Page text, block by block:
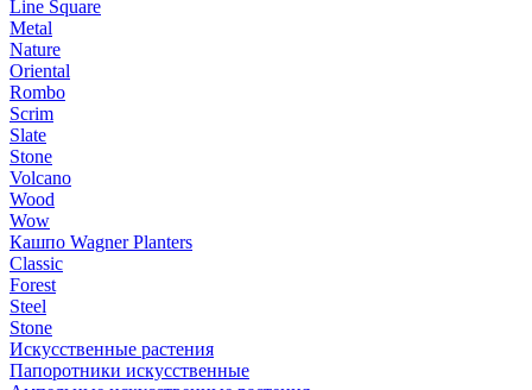
Line Square
Metal
Nature
Oriental
Rombo
Scrim
Slate
Stone
Volcano
Wood
Wow
Кашпо Wagner Planters
Classic
Forest
Steel
Stone
Искусственные растения
Папоротники искусственные